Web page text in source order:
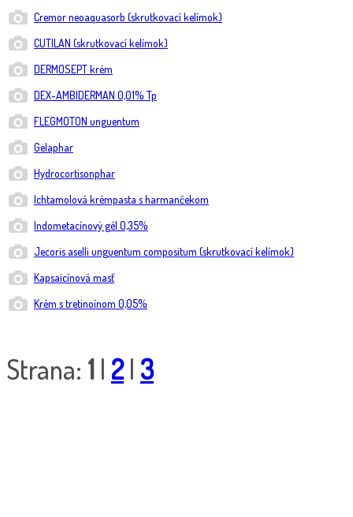
Cremor neoaquasorb (skrutkovací kelímok)
CUTILAN (skrutkovací kelímok)
DERMOSEPT krém
DEX-AMBIDERMAN 0,01% Tp
FLEGMOTON unguentum
Gelaphar
Hydrocortisonphar
Ichtamolová krémpasta s harmančekom
Indometacínový gél 0,35%
Jecoris aselli unguentum compositum (skrutkovací kelímok)
Kapsaicínová masť
Krém s tretinoínom 0,05%
Strana: 1 | 2| 3